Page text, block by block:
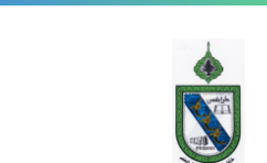
Skip
content
Skip
navigation
Skip